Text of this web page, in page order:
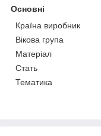
Основні
Країна виробник
Вікова група
Матеріал
Стать
Тематика